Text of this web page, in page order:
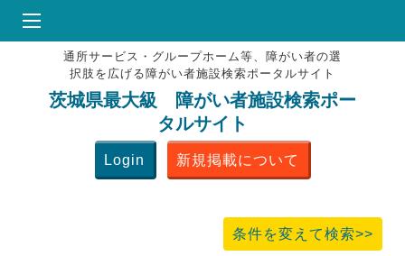
HOME
♥お気にりブックマーク
掲載会員MENU
よくある質問
通所サービス・グループホーム等、障がい者の選
択肢を広げる障がい者施設検索ポータルサイト
茨城県最大級 障がい者施設検索ポー
タルサイト
Login 新規掲載について
条件を変えて検索>>